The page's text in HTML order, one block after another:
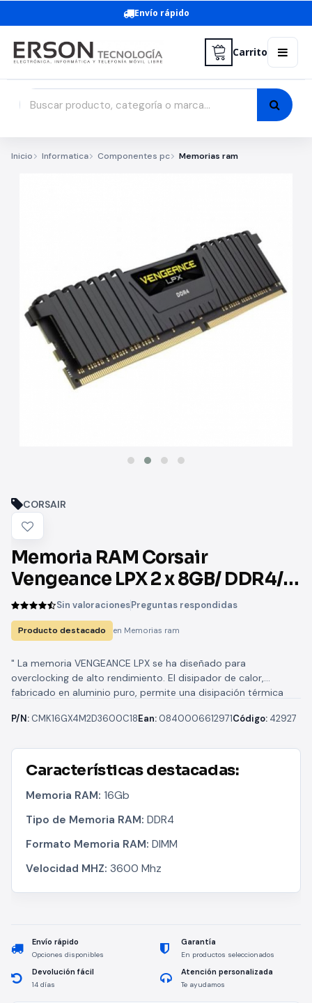
Envío rápido
Carrito
Inicio Informatica Componentes pc Memorias ram
CORSAIR
Memoria RAM Corsair
Vengeance LPX 2 x 8GB/ DDR4/
3600MHz/ 1.35V/ CL18/ DIMM
Sin valoracionesPreguntas respondidas
Producto destacado en Memorias ram
" La memoria VENGEANCE LPX se ha diseñado para
overclocking de alto rendimiento. El disipador de calor,
fabricado en aluminio puro, permite una disipación térmica
P/N: CMK16GX4M2D3600C18Ean: 0840006612971Código: 42927
Características destacadas:
Memoria RAM: 16Gb
Tipo de Memoria RAM: DDR4
Formato Memoria RAM: DIMM
Velocidad MHZ: 3600 Mhz
Envío rápido
Opciones disponibles
Garantía
En productos seleccionados
Devolución fácil
14 días
Atención personalizada
Te ayudamos